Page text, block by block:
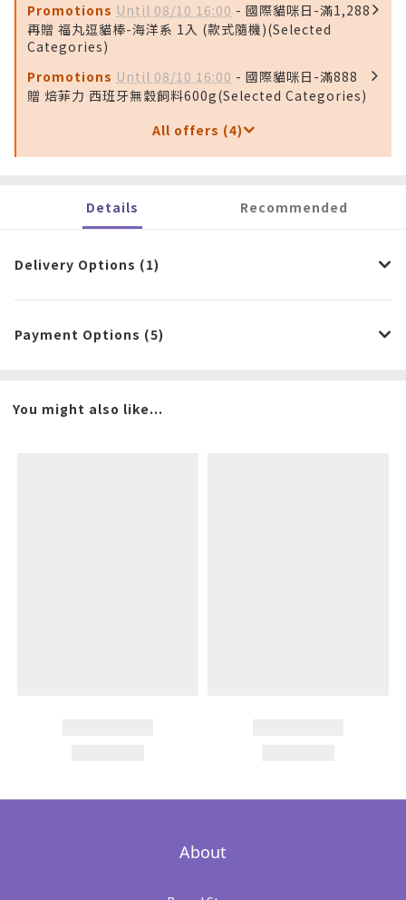
Promotions Until 08/10 16:00 - 國際貓咪日-滿1,288
再贈 福丸逗貓棒-海洋系 1入 (款式隨機)(Selected
Categories)
Promotions Until 08/10 16:00 - 國際貓咪日-滿888
贈 焙菲力 西班牙無穀飼料600g(Selected Categories)
All offers (4)
Details Recommended
Delivery Options (1)
Payment Options (5)
You might also like...
About